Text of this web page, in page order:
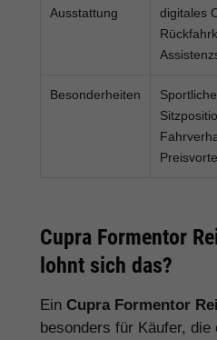
Ausstattung
digitales
Besonderheiten
Cupra Formentor
lohnt sich das?
Ein Cupra Formentor
besonders für Käufer,